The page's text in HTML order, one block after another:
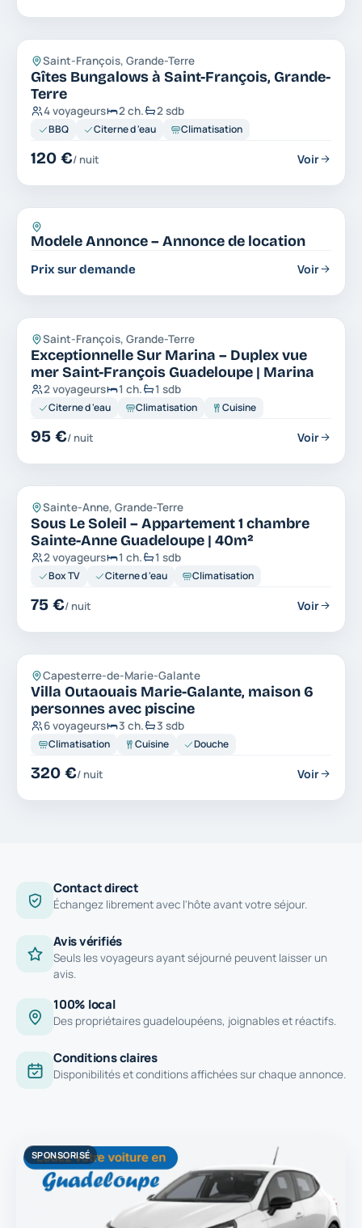
Gîtes Bungalows Nouveau
Saint-François, Grande-Terre
Gîtes Bungalows à Saint-François, Grande-
Terre
4 voyageurs 2 ch. 2 sdb
BBQ Citerne d 'eau Climatisation
120 €/ nuit Voir
Logement
Modele Annonce – Annonce de location
Prix sur demande Voir
Appartement
Saint-François, Grande-Terre
Exceptionnelle Sur Marina – Duplex vue
mer Saint-François Guadeloupe | Marina
2 voyageurs 1 ch. 1 sdb
Citerne d 'eau Climatisation Cuisine
95 €/ nuit Voir
Appartement
Sainte-Anne, Grande-Terre
Sous Le Soleil – Appartement 1 chambre
Sainte-Anne Guadeloupe | 40m²
2 voyageurs 1 ch. 1 sdb
Box TV Citerne d 'eau Climatisation
75 €/ nuit Voir
Maison Villa
Capesterre-de-Marie-Galante
Villa Outaouais Marie-Galante, maison 6
personnes avec piscine
6 voyageurs 3 ch. 3 sdb
Climatisation Cuisine Douche
320 €/ nuit Voir
Contact direct
Échangez librement avec l'hôte avant votre séjour.
Avis vérifiés
Seuls les voyageurs ayant séjourné peuvent laisser un
avis.
100% local
Des propriétaires guadeloupéens, joignables et réactifs.
Conditions claires
Disponibilités et conditions affichées sur chaque annonce.
SPONSORISÉ